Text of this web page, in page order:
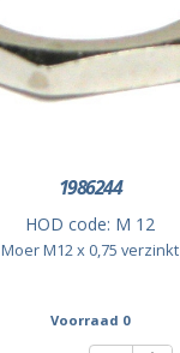
1986244
HOD code: M 12
Moer M12 x 0,75 verzinkt
Voorraad 0